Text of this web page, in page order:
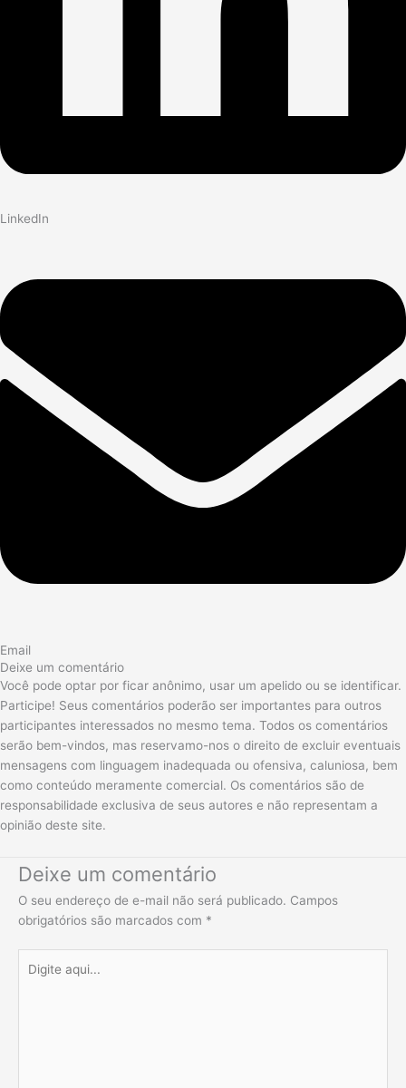
LinkedIn
Email
Deixe um comentário
Você pode optar por ficar anônimo, usar um apelido ou se identificar.
Participe! Seus comentários poderão ser importantes para outros
participantes interessados no mesmo tema. Todos os comentários
serão bem-vindos, mas reservamo-nos o direito de excluir eventuais
mensagens com linguagem inadequada ou ofensiva, caluniosa, bem
como conteúdo meramente comercial. Os comentários são de
responsabilidade exclusiva de seus autores e não representam a
opinião deste site.
Deixe um comentário
O seu endereço de e-mail não será publicado. Campos
obrigatórios são marcados com *
aqui...